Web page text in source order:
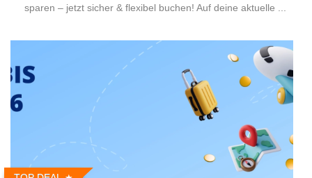
sparen – jetzt sicher & flexibel buchen! Auf deine aktuelle ...